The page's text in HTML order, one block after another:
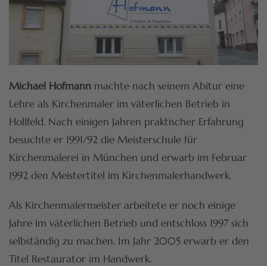
Michael Hofmann machte nach seinem Abitur eine
Lehre als Kirchenmaler im väterlichen Betrieb in
Hollfeld. Nach einigen Jahren praktischer Erfahrung
besuchte er 1991/92 die Meisterschule für
Kirchenmalerei in München und erwarb im Februar
1992 den Meistertitel im Kirchenmalerhandwerk.
Als Kirchenmalermeister arbeitete er noch einige
Jahre im väterlichen Betrieb und entschloss 1997 sich
selbständig zu machen. Im Jahr 2005 erwarb er den
Titel Restaurator im Handwerk.